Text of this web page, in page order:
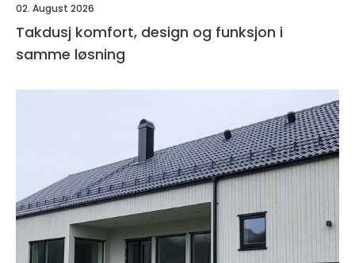
02. August 2026
Takdusj komfort, design og funksjon i
samme løsning